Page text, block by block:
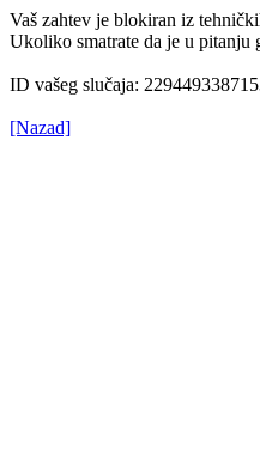
Vaš zahtev je blokiran iz
Ukoliko smatrate da je u pitanju
ID vašeg slučaja:
[Nazad]